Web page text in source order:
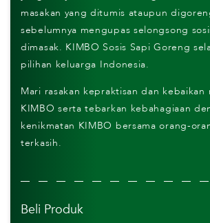
masakan yang ditumis ataupun
sebelumnya mengupas selongsong
dimasak. KIMBO Sosis Sapi Goreng
pilihan keluarga Indonesia.
Mari rasakan kepraktisan dan kebaikan
KIMBO serta tebarkan kebahagiaan
kenikmatan KIMBO bersama orang-
terkasih.
Beli Produk